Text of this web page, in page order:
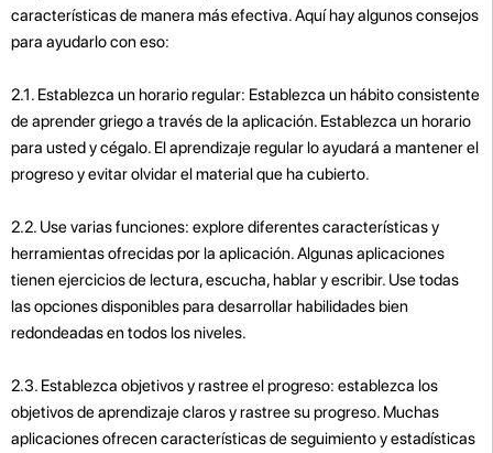
características de manera más efectiva. Aquí hay algunos consejos
para ayudarlo con eso:
2.1. Establezca un horario regular: Establezca un hábito consistente
de aprender griego a través de la aplicación. Establezca un horario
para usted y cégalo. El aprendizaje regular lo ayudará a mantener el
progreso y evitar olvidar el material que ha cubierto.
2.2. Use varias funciones: explore diferentes características y
herramientas ofrecidas por la aplicación. Algunas aplicaciones
tienen ejercicios de lectura, escucha, hablar y escribir. Use todas
las opciones disponibles para desarrollar habilidades bien
redondeadas en todos los niveles.
2.3. Establezca objetivos y rastree el progreso: establezca los
objetivos de aprendizaje claros y rastree su progreso. Muchas
aplicaciones ofrecen características de seguimiento y estadísticas